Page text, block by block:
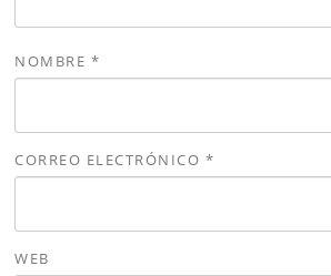
NOMBRE *
CORREO ELECTRÓNICO *
WEB